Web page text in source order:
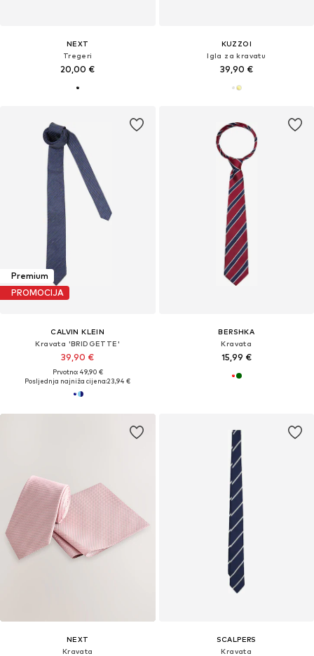
NEXT
Tregeri
20,00 €
KUZZOI
Igla za kravatu
39,90 €
Premium
PROMOCIJA
CALVIN KLEIN
Kravata 'BRIDGETTE'
39,90 €
Prvotno: 49,90 €
Posljednja najniža cijena:23,94 €
BERSHKA
Kravata
15,99 €
NEXT
Kravata
SCALPERS
Kravata